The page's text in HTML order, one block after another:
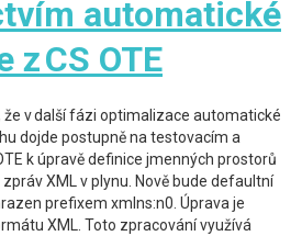
automatické
z CS OTE
v další fázi optimalizace automatické
dojde postupně na testovacím a
k úpravě definice jmenných prostorů
XML v plynu. Nově bude defaultní
prefixem xmlns:n0. Úprava je
XML. Toto zpracování využívá